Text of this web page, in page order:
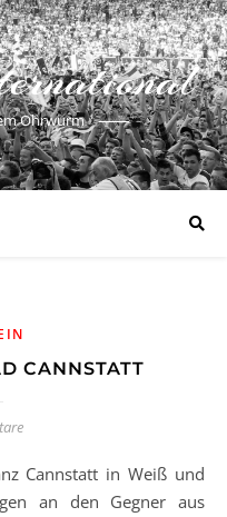
Ohrwurm
CANNSTATT
an den Gegner aus